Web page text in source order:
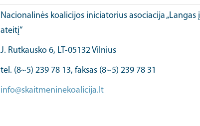
Nacionalinės koalicijos iniciatorius asociacija „Langas į
ateitį“
J. Rutkausko 6, LT-05132 Vilnius
tel. (8~5) 239 78 13, faksas (8~5) 239 78 31
info@skaitmeninekoalicija.lt